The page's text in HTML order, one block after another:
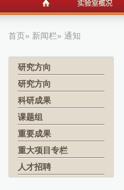
首页» 新闻栏» 通知
研究方向
研究方向
科研成果
课题组
重要成果
重大项目专栏
人才招聘